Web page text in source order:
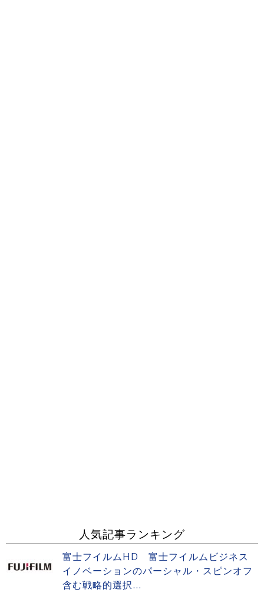
人気記事ランキング
富士フイルムHD 富士フイルムビジネス
イノベーションのパーシャル・スピンオフ
含む戦略的選択...